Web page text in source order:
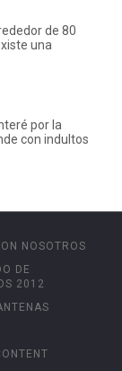
de 80
una
por la
con indultos
NOSOTROS
DE
2012